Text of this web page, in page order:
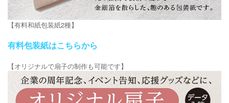
【有料和紙包装紙2種】
有料包装紙はこちらから
【オリジナルで扇子の制作も可能です】